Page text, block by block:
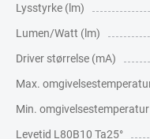
Lysstyrke (lm)
Lumen/Watt (lm)
Driver størrelse (mA)
Max.
Min. omgivelsestemperatur
Levetid L80B10 Ta25°